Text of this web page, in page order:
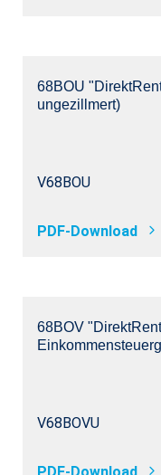
68BOU
ungezillmert)
V68BOU
PDF-Download
68BOV
V68BOVU